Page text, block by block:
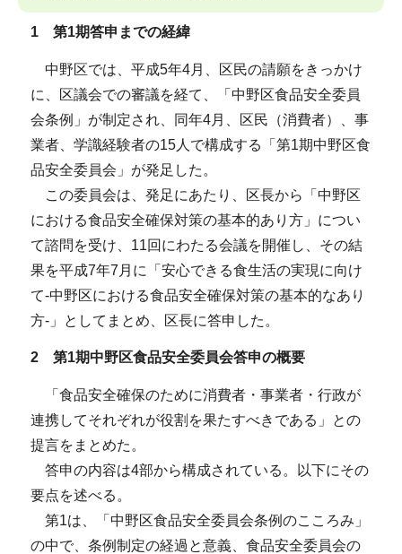
1 第1期答申までの経緯
中野区では、平成5年4月、区民の請願をきっかけ
に、区議会での審議を経て、「中野区食品安全委員
会条例」が制定され、同年4月、区民（消費者）、事
業者、学識経験者の15人で構成する「第1期中野区食
品安全委員会」が発足した。
この委員会は、発足にあたり、区長から「中野区
における食品安全確保対策の基本的あり方」につい
て諮問を受け、11回にわたる会議を開催し、その結
果を平成7年7月に「安心できる食生活の実現に向け
て-中野区における食品安全確保対策の基本的なあり
方-」としてまとめ、区長に答申した。
2 第1期中野区食品安全委員会答申の概要
「食品安全確保のために消費者・事業者・行政が
連携してそれぞれが役割を果たすべきである」との
提言をまとめた。
答申の内容は4部から構成されている。以下にその
要点を述べる。
第1は、「中野区食品安全委員会条例のこころみ」
の中で、条例制定の経過と意義、食品安全委員会の